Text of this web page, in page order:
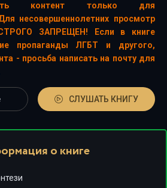
контент только для
несовершеннолетних просмотр
ЗАПРЕЩЕН! Если в книге
пропаганды ЛГБТ и другого,
- просьба написать на почту для
СЛУШАТЬ КНИГУ
о книге